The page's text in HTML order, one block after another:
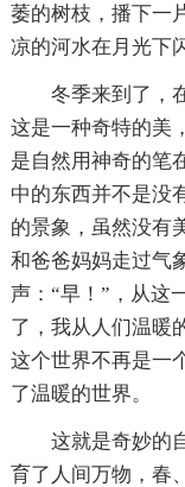
萎的树枝，播下一
凉的河水在月光下
冬季来到了，
这是一种奇特的美
是自然用神奇的笔
中的东西并不是没
的景象，虽然没有
和爸爸妈妈走过气
声：“早！”，从这
了，我从人们温暖
这个世界不再是一
了温暖的世界。
这就是奇妙的
育了人间万物，春